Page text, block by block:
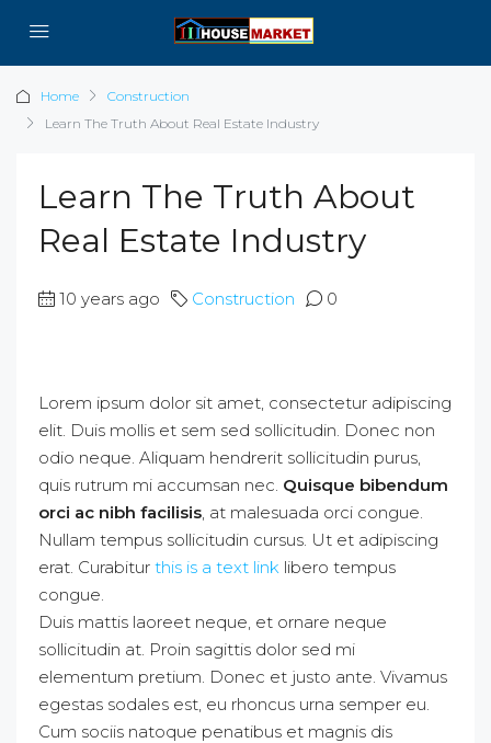
Home
Construction
Learn The Truth About Real Estate Industry
Learn The Truth About
Real Estate Industry
10 years ago Construction 0
Lorem ipsum dolor sit amet, consectetur adipiscing
elit. Duis mollis et sem sed sollicitudin. Donec non
odio neque. Aliquam hendrerit sollicitudin purus,
quis rutrum mi accumsan nec. Quisque bibendum
orci ac nibh facilisis, at malesuada orci congue.
Nullam tempus sollicitudin cursus. Ut et adipiscing
erat. Curabitur this is a text link libero tempus
congue.
Duis mattis laoreet neque, et ornare neque
sollicitudin at. Proin sagittis dolor sed mi
elementum pretium. Donec et justo ante. Vivamus
egestas sodales est, eu rhoncus urna semper eu.
Cum sociis natoque penatibus et magnis dis